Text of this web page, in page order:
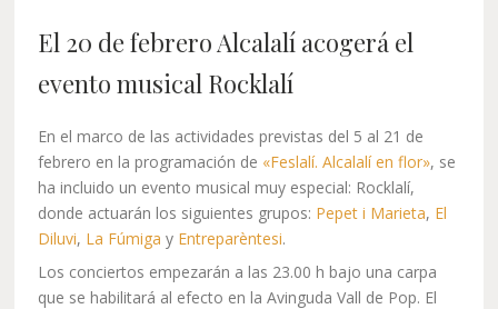
El 20 de febrero Alcalalí acogerá el
evento musical Rocklalí
En el marco de las actividades previstas del 5 al 21 de
febrero en la programación de «Feslalí. Alcalalí en flor», se
ha incluido un evento musical muy especial: Rocklalí,
donde actuarán los siguientes grupos: Pepet i Marieta, El
Diluvi, La Fúmiga y Entreparèntesi.
Los conciertos empezarán a las 23.00 h bajo una carpa
que se habilitará al efecto en la Avinguda Vall de Pop. El